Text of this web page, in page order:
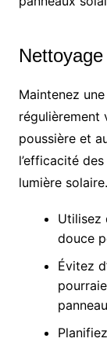
Maintenez une
régulièrement
poussière et
l’efficacité
lumière solaire.
Utilisez
douce
Évitez